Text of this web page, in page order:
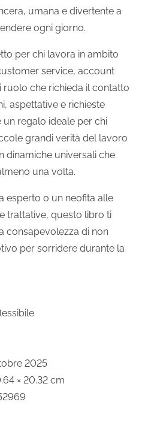
umana e divertente a
ogni giorno.
per chi lavora in ambito
service, account
ruolo che richieda il contatto
aspettative e richieste
un regalo ideale per chi
grandi verità del lavoro
dinamiche universali che
una volta.
esperto o un neofita alle
trattative, questo libro ti
consapevolezza di non
per sorridere durante la
2025
× 20.32 cm